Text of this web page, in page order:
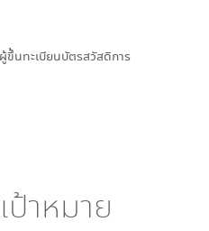
ขึ้นทะเบียนบัตรสวัสดิการ
าหมาย